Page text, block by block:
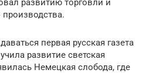
развитию торговли и
первая русская газета
развитие светская
Немецкая слобода, где